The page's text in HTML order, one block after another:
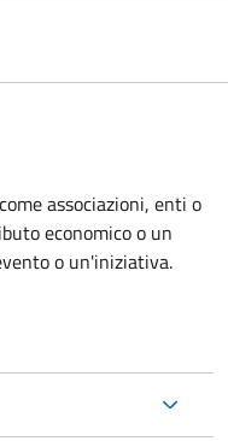
associazioni, enti o
economico o un
o un'iniziativa.